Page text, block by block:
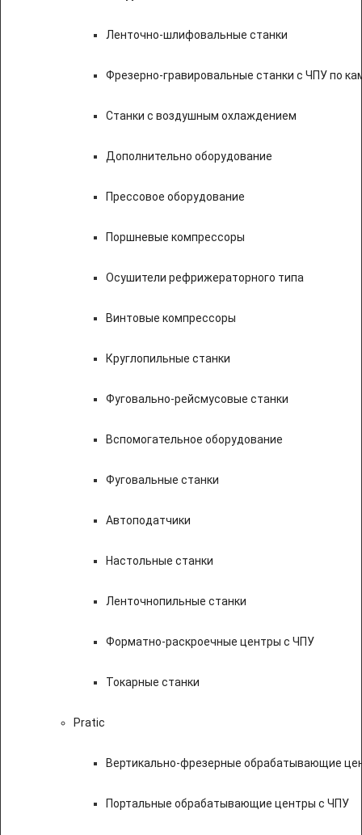
Ленточно-шлифовальные станки
Фрезерно-гравировальные станки с ЧПУ по
Станки с воздушным охлаждением
Дополнительно оборудование
Прессовое оборудование
Поршневые компрессоры
Осушители рефрижераторного типа
Винтовые компрессоры
Круглопильные станки
Фуговально-рейсмусовые станки
Вспомогательное оборудование
Фуговальные станки
Автоподатчики
Настольные станки
Ленточнопильные станки
Форматно-раскроечные центры с ЧПУ
Токарные станки
Pratic
Вертикально-фрезерные обрабатывающие
Портальные обрабатывающие центры с ЧПУ